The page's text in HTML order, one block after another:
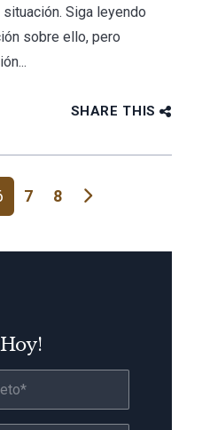
Siga leyendo
sobre ello, pero
SHARE THIS
entradas
7 8